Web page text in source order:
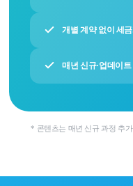
개별 계약 없이 세
매년 신규·업데이
* 콘텐츠는 매년 신규 과정 추